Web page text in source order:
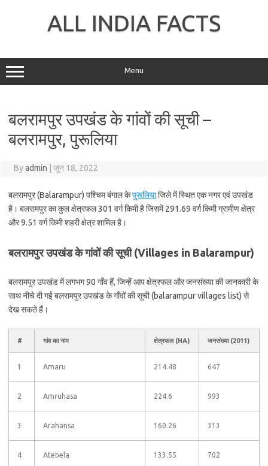
ALL INDIA FACTS
Menu
बलरामपुर उपखंड के गांवों की सूची –
बलरामपुर, पुरूलिया
Byadmin जून 18, 2022
बलरामपुर (Balarampur) पश्चिम बंगाल केपुरूलियाजिले में स्थित एक नगर एवं उपखंड
है। बलरामपुर का कुल क्षेत्रफल 301 वर्ग किमी है जिसमें 291.69 वर्ग किमी ग्रामीण क्षेत्र
और 9.51 वर्ग किमी शहरी क्षेत्र शामिल है।
बलरामपुर उपखंड के गांवों की सूची (Villages in Balarampur)
बलरामपुर उपखंड में लगभग 90 गाँव हैं, जिन्हें आप क्षेत्रफल और जनसंख्या की जानकारी के
साथ नीचे दी गई बलरामपुर उपखंड के गाँवों की सूची (balarampur villages list) से
देख सकते हैं।
# गांव का नाम क्षेत्रफल (HA) जनसंख्या (2011)
1 Amaru 214.48 647
2 Amruhasa 224.6 993
3 Arahansa 160.26 313
4 Atebela 133.55 702